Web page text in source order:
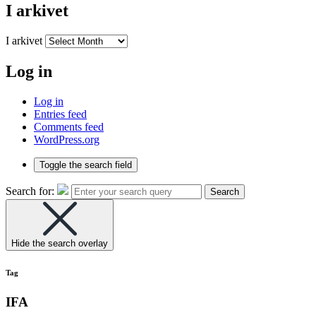
I arkivet
I arkivet
Log in
Log in
Entries feed
Comments feed
WordPress.org
Toggle the search field
Search for: Search
Hide the search overlay
Tag
IFA